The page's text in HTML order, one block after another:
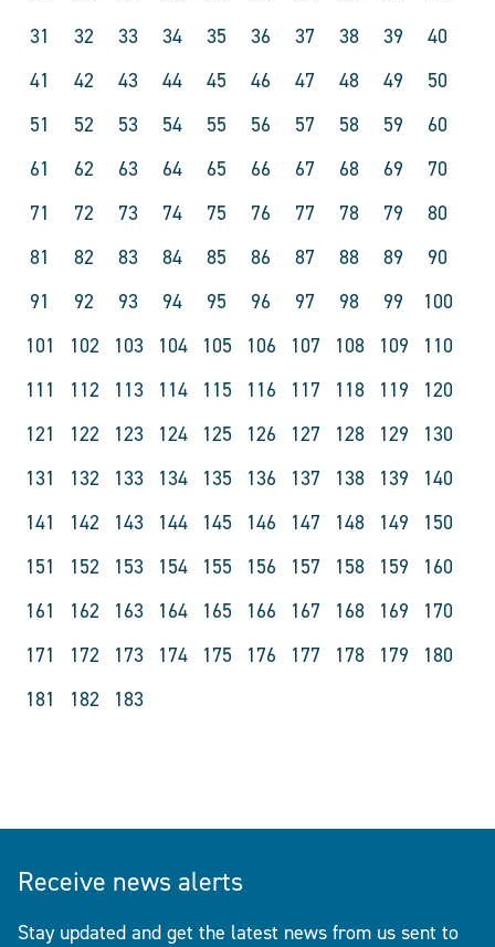
31
32 33 34 35 36 37 38 39
40
41
42 43 44 45 46 47 48 49
50
51
52 53 54 55 56 57 58 59
60
61
62 63 64 65 66 67 68 69
70
71
72 73 74 75 76 77 78 79
80
81
82 83 84 85 86 87 88 89
90
91
92 93 94 95 96 97 98 99
100
101
102 103 104 105 106 107 108 109
110
111
112 113 114 115 116 117 118 119
120
121
122 123 124 125 126 127 128 129
130
131
132 133 134 135 136 137 138 139
140
141
142 143 144 145 146 147 148 149
150
151
152 153 154 155 156 157 158 159
160
161
162 163 164 165 166 167 168 169
170
171
172 173 174 175 176 177 178 179
180
181
182 183
Receive news alerts
Stay updated and get the latest news from us sent to